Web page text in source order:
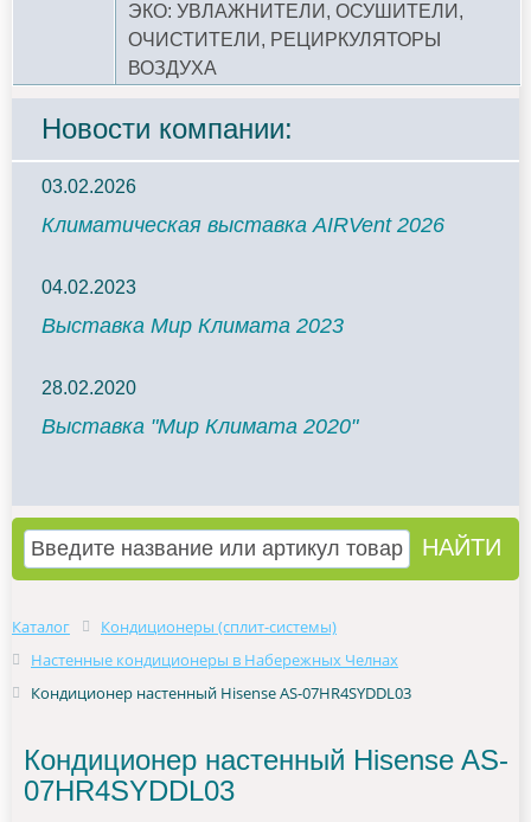
ЭКО: УВЛАЖНИТЕЛИ, ОСУШИТЕЛИ,
ОЧИСТИТЕЛИ, РЕЦИРКУЛЯТОРЫ
ВОЗДУХА
Новости компании:
03.02.2026
Климатическая выставка AIRVent 2026
04.02.2023
Выставка Мир Климата 2023
28.02.2020
Выставка "Мир Климата 2020"
Каталог
Кондиционеры (сплит-системы)
Настенные кондиционеры в Набережных Челнах
Кондиционер настенный Hisense AS-07HR4SYDDL03
Кондиционер настенный Hisense AS-
07HR4SYDDL03